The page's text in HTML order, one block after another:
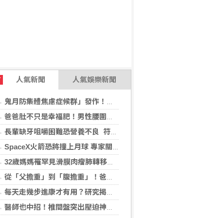
人氣新聞 人氣娛樂新聞
鬼月防集體焦慮症候群」發作！醫揭：安度民俗月2大「認知調適」對策
爸爸肚不只是幸福肥！男性腰圍逾90公分 醫籲留意脂肪肝風險
長輩缺牙咀嚼困難恐營養不良 符合「這二身分」可申請假牙補助
SpaceX火箭恐將撞上月球 專家關注衝擊後果
32歲媽媽罹罕見滑膜肉瘤肺轉移！立體定位精準放療SBRT，控制轉移病灶
從「父擔重」到「腹擔重」！爸爸肚恐暗藏中年男性健康危機
每天走幾步進康才有用？研究揭：5000步即可降低37%死亡風險
醫師也中招！椎間盤突出壓迫神經 微創內視鏡手術助重返正常生活